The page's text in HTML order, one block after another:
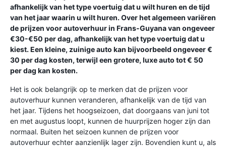
afhankelijk van het type voertuig dat u wilt huren en de tijd
van het jaar waarin u wilt huren. Over het algemeen variëren
de prijzen voor autoverhuur in Frans-Guyana van ongeveer
€30-€50 per dag, afhankelijk van het type voertuig dat u
kiest. Een kleine, zuinige auto kan bijvoorbeeld ongeveer €
30 per dag kosten, terwijl een grotere, luxe auto tot € 50
per dag kan kosten.
Het is ook belangrijk op te merken dat de prijzen voor
autoverhuur kunnen veranderen, afhankelijk van de tijd van
het jaar. Tijdens het hoogseizoen, dat doorgaans van juni tot
en met augustus loopt, kunnen de huurprijzen hoger zijn dan
normaal. Buiten het seizoen kunnen de prijzen voor
autoverhuur echter aanzienlijk lager zijn. Bovendien kunt u, als